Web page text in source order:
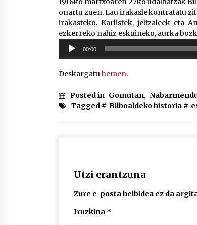
onartu zuen. Lau irakasle kontratatu
irakasteko. Karlistek, jeltzaleek eta
ezkerreko nahiz eskuineko, aurka
Soinu
erreproduzigailua
00:00
Deskargatuhemen.
Posted in Gomutan,
Tagged # Bilboaldeko historia #
Utzi erantzuna
Zure e-posta helbidea ez da
Iruzkina *